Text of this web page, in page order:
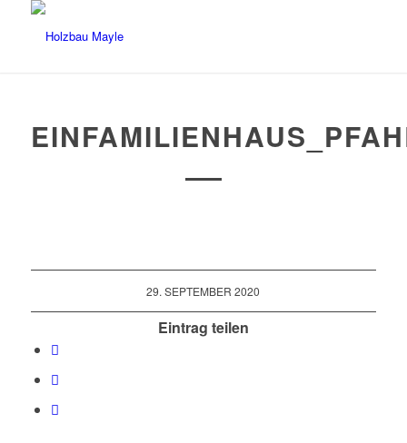
29. SEPTEMBER 2020
Eintrag teilen